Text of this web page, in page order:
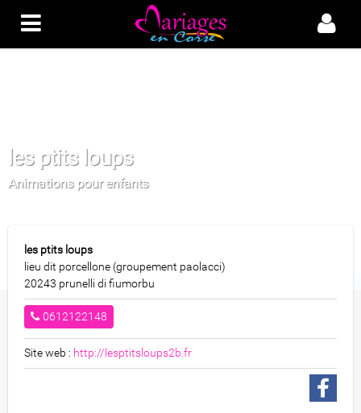
les ptits loups
Animations pour enfants
les ptits loups
lieu dit porcellone (groupement paolacci)
20243 prunelli di fiumorbu
0612122148
Site web : http://lesptitsloups2b.fr